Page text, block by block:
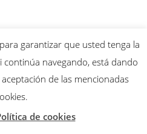
Política de privacidad
Rayo Vallecano
garantizar que usted tenga la
continúa navegando, está dando
de las mencionadas
de cookies